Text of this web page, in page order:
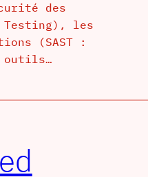
des
Testing), les
(SAST :
outils…